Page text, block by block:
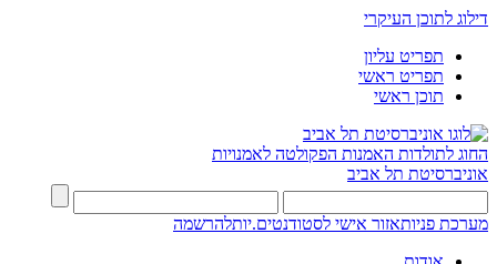
דילוג לתוכן העיקרי
תפריט עליון
תפריט ראשי
תוכן ראשי
החוג לתולדות האמנות הפקולטה לאמנויות
אוניברסיטת תל אביב
מערכת פניותאזור אישי לסטודנטים.יותלהרשמה